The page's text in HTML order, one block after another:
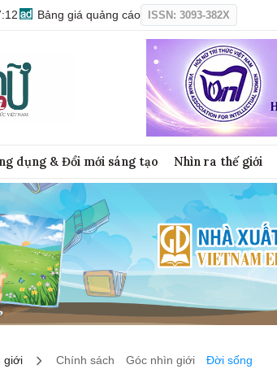
Bảng giá quảng cáo ISSN: 3093-382X
dụng & Đổi mới sáng tạo Nhìn ra thế giới
giới Chính sách Góc nhìn giới Đời sống